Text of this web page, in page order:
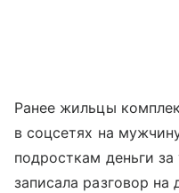
Ранее жильцы
в соцсетях на
подросткам деньги
записала разговор